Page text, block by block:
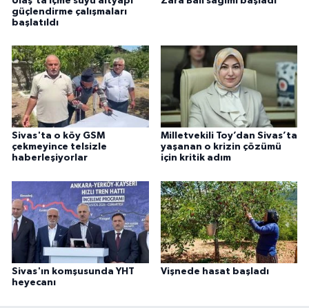
güçlendirme çalışmaları
başlatıldı
Sivas'ta o köy GSM
çekmeyince telsizle
haberleşiyorlar
Milletvekili Toy’dan Sivas’ta
yaşanan o krizin çözümü
için kritik adım
Sivas'ın komşusunda YHT
heyecanı
Vişnede hasat başladı